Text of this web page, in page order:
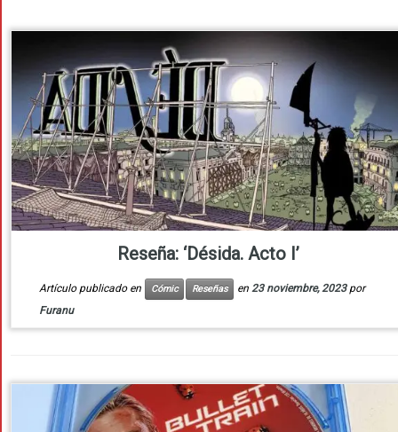
Reseña: ‘Désida. Acto I’
Artículo publicado en Cómic Reseñas en 23 noviembre, 2023 por
Furanu